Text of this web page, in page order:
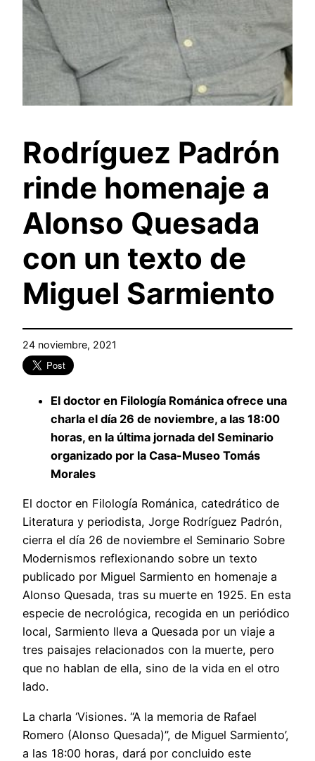
Rodríguez Padrón
rinde homenaje a
Alonso Quesada
con un texto de
Miguel Sarmiento
24 noviembre, 2021
El doctor en Filología Románica ofrece una
charla el día 26 de noviembre, a las 18:00
horas, en la última jornada del Seminario
organizado por la Casa-Museo Tomás
Morales
El doctor en Filología Románica, catedrático de
Literatura y periodista, Jorge Rodríguez Padrón,
cierra el día 26 de noviembre el Seminario Sobre
Modernismos reflexionando sobre un texto
publicado por Miguel Sarmiento en homenaje a
Alonso Quesada, tras su muerte en 1925. En esta
especie de necrológica, recogida en un periódico
local, Sarmiento lleva a Quesada por un viaje a
tres paisajes relacionados con la muerte, pero
que no hablan de ella, sino de la vida en el otro
lado.
La charla ‘Visiones. “A la memoria de Rafael
Romero (Alonso Quesada)”, de Miguel Sarmiento’,
a las 18:00 horas, dará por concluido este